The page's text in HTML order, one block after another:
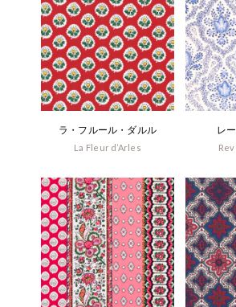
ラ・フルール・ダルル
La Fleur d’Arles
レ